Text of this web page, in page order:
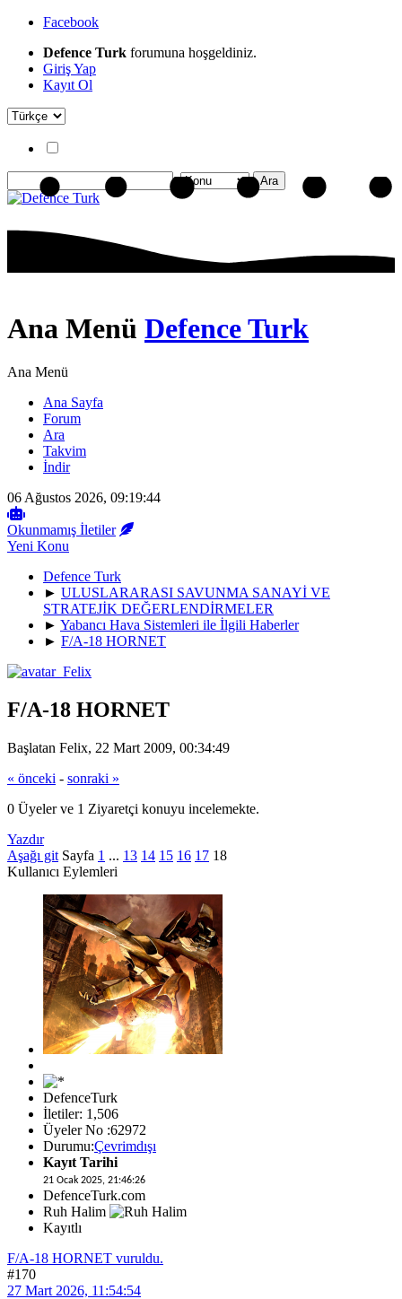
Facebook
Defence Turk forumuna hoşgeldiniz.
Giriş Yap
Kayıt Ol
Ana Menü Defence Turk
Ana Menü
Ana Sayfa
Forum
Ara
Takvim
İndir
06 Ağustos 2026, 09:19:44
Okunmamış İletiler
Yeni Konu
Defence Turk
► ULUSLARARASI SAVUNMA SANAYİ VE
STRATEJİK DEĞERLENDİRMELER
► Yabancı Hava Sistemleri ile İlgili Haberler
► F/A-18 HORNET
F/A-18 HORNET
Başlatan Felix, 22 Mart 2009, 00:34:49
« önceki - sonraki »
0 Üyeler ve 1 Ziyaretçi konuyu incelemekte.
Yazdır
Aşağı git Sayfa 1 ... 13 14 15 16 17 18
Kullanıcı Eylemleri
DefenceTurk
İletiler: 1,506
Üyeler No :62972
Durumu:Çevrimdışı
Kayıt Tarihi
21 Ocak 2025, 21:46:26
DefenceTurk.com
Ruh Halim
Kayıtlı
F/A-18 HORNET vuruldu.
#170
27 Mart 2026, 11:54:54